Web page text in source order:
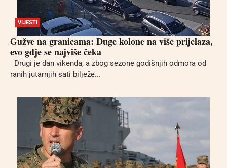
VIJESTI
Gužve na granicama: Duge kolone na više prijelaza,
evo gdje se najviše čeka
Drugi je dan vikenda, a zbog sezone godišnjih odmora od
ranih jutarnjih sati bilježe...